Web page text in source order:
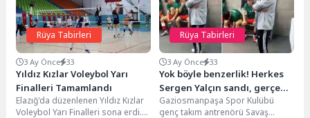
Rüya Tabirleri
3 Ay Önce 33
Yıldız Kızlar Voleybol Yarı
Finalleri Tamamlandı
Elazığ'da düzenlenen Yıldız Kızlar
Voleybol Yarı Finalleri sona erdi.
Rüya Tabirleri
3 Ay Önce 33
Yok böyle benzerlik! Herkes
Sergen Yalçın sandı, gerçek
çok başka çıktı
Gaziosmanpaşa Spor Kulübü
genç takım antrenörü Savaş